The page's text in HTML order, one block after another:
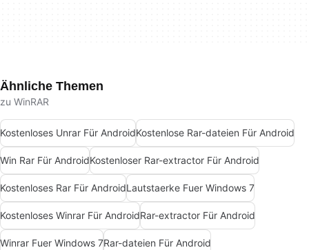
Ähnliche Themen
zu WinRAR
Kostenloses Unrar Für AndroidKostenlose Rar-dateien Für Android
Win Rar Für AndroidKostenloser Rar-extractor Für Android
Kostenloses Rar Für AndroidLautstaerke Fuer Windows 7
Kostenloses Winrar Für AndroidRar-extractor Für Android
Winrar Fuer Windows 7Rar-dateien Für Android